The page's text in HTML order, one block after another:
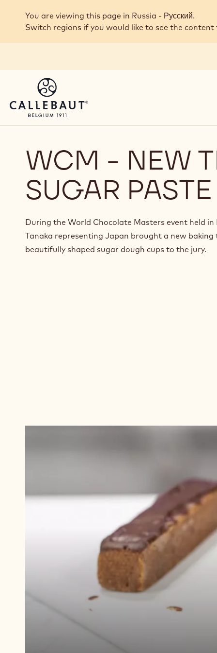
Skip to main content
You are viewing this page in Russia - Русский.
Switch regions if you would like to see the
WCM - NEW
SUGAR
During the World Chocolate Masters event held in
Tanaka representing Japan brought a new baking
beautifully shaped sugar dough cups to the jury.⁠
Воспроизвести